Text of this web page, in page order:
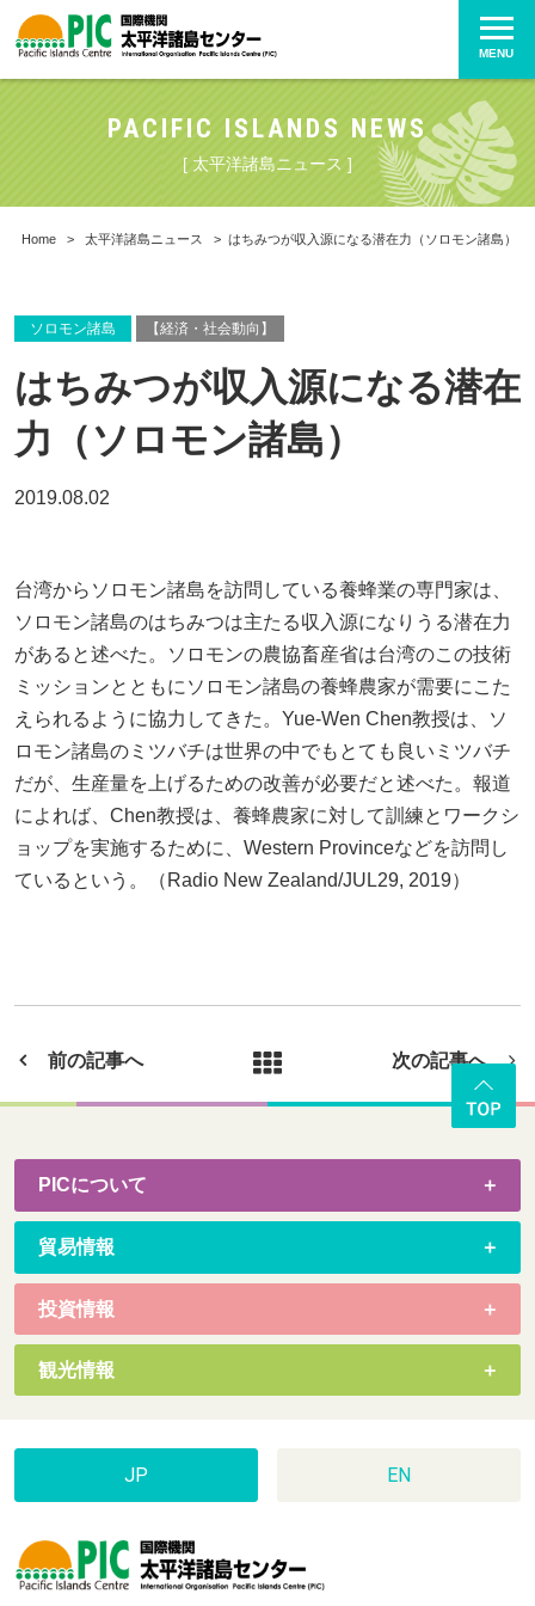
MENU
PACIFIC ISLANDS NEWS
[ 太平洋諸島ニュース ]
Home > 太平洋諸島ニュース > はちみつが収入源になる潜在力（ソロモン諸島）
ソロモン諸島 【経済・社会動向】
はちみつが収入源になる潜在
力（ソロモン諸島）
2019.08.02
台湾からソロモン諸島を訪問している養蜂業の専門家は、
ソロモン諸島のはちみつは主たる収入源になりうる潜在力
があると述べた。ソロモンの農協畜産省は台湾のこの技術
ミッションとともにソロモン諸島の養蜂農家が需要にこた
えられるように協力してきた。Yue-Wen Chen教授は、ソ
ロモン諸島のミツバチは世界の中でもとても良いミツバチ
だが、生産量を上げるための改善が必要だと述べた。報道
によれば、Chen教授は、養蜂農家に対して訓練とワークシ
ョップを実施するために、Western Provinceなどを訪問し
ているという。（Radio New Zealand/JUL29, 2019）
前の記事へ 次の記事へ
PICについて
貿易情報
投資情報
観光情報
JP EN